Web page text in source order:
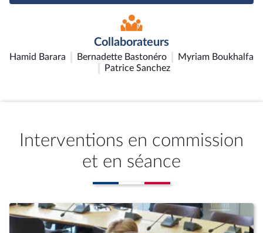
Collaborateurs
Hamid Barara Bernadette Bastonéro
Myriam Boukhalfa
Patrice Sanchez
Interventions en commission
et en séance